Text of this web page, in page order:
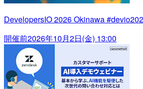
DevelopersIO 2026 Okinawa
開催前2026年10月2日(金) 13:00